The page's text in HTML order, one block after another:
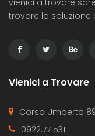
vienici a trovare
trovare la soluzione
Vienici a Trovare
Corso Umberto
0922.771531